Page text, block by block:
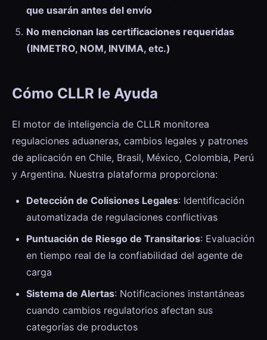
que usarán antes del envío
No mencionan las certificaciones requeridas
(INMETRO, NOM, INVIMA, etc.)
Cómo CLLR le Ayuda
El motor de inteligencia de CLLR monitorea
regulaciones aduaneras, cambios legales y patrones
de aplicación en Chile, Brasil, México, Colombia, Perú
y Argentina. Nuestra plataforma proporciona:
Detección de Colisiones Legales: Identificación
automatizada de regulaciones conflictivas
Puntuación de Riesgo de Transitarios: Evaluación
en tiempo real de la confiabilidad del agente de
carga
Sistema de Alertas: Notificaciones instantáneas
cuando cambios regulatorios afectan sus
categorías de productos